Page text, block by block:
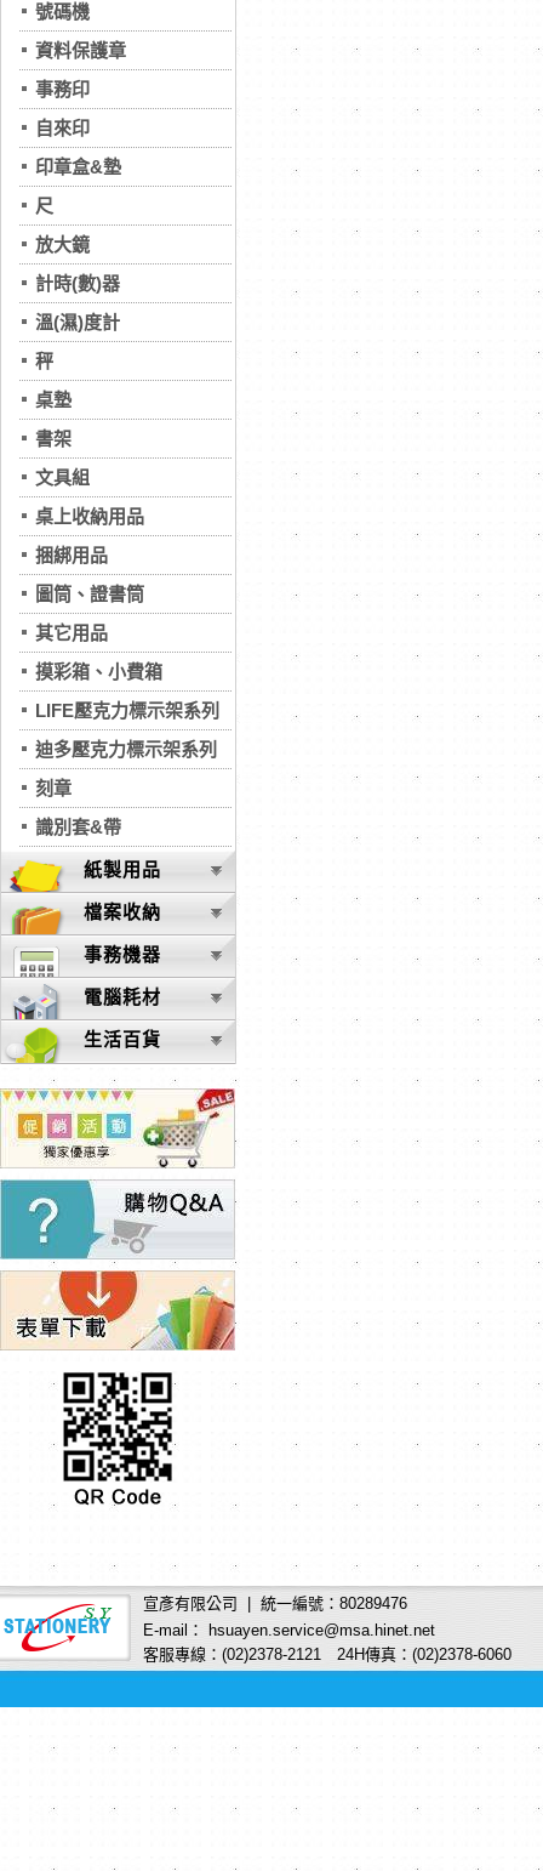
號碼機
資料保護章
事務印
自來印
印章盒&墊
尺
放大鏡
計時(數)器
溫(濕)度計
秤
桌墊
書架
文具組
桌上收納用品
捆綁用品
圖筒、證書筒
其它用品
摸彩箱、小費箱
LIFE壓克力標示架系列
迪多壓克力標示架系列
刻章
識別套&帶
紙製用品
檔案收納
事務機器
電腦耗材
生活百貨
宣彥有限公司 | 統一編號：80289476
E-mail： hsuayen.service@msa.hinet.net
客服專線：(02)2378-2121 24H傳真：(02)2378-6060